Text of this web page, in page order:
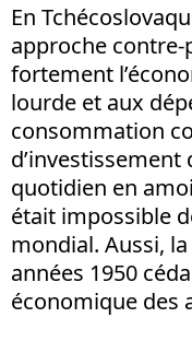
En
approche
fortement
lourde et aux
consommation
d’investissement
quotidien en
était impossible
mondial. Aussi,
années 1950
économique des